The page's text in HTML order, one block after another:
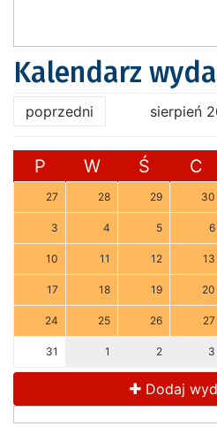
Kalendarz
poprzedni sierpień
P W Ś C
27 28 29 30
3 4 5 6
10 11 12 13
17 18 19 20
24 25 26 27
31 1 2 3
Dodaj